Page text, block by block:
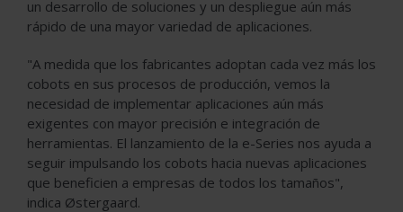
un desarrollo de soluciones y un despliegue aún más
rápido de una mayor variedad de aplicaciones.
"A medida que los fabricantes adoptan cada vez más los
cobots en sus procesos de producción, vemos la
necesidad de implementar aplicaciones aún más
exigentes con mayor precisión e integración de
herramientas. El lanzamiento de la e-Series nos ayuda a
seguir impulsando los cobots hacia nuevas aplicaciones
que beneficien a empresas de todos los tamaños",
indica Østergaard.